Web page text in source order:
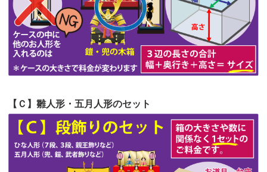
第53回人形供養祭令和4年7月1日(金)
第52回人形供養祭令和4年5月17日(火)
第51回人形供養祭令和4年4月18日(月)
第50回人形供養祭令和4年3月15日(火)
第49回人形供養祭令和4年1月17日(月)
第48回人形供養祭令和3年12月3日(金)
第47回人形供養祭 令和3年10月11日(月)
【Ｃ】雛人形・五月人形のセット